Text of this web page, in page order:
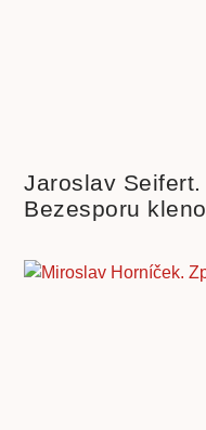
Jaroslav
Bezesporu